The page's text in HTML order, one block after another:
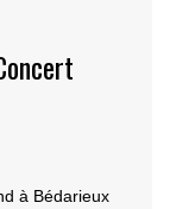
à Bédarieux